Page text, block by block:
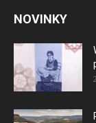
NOVINKY